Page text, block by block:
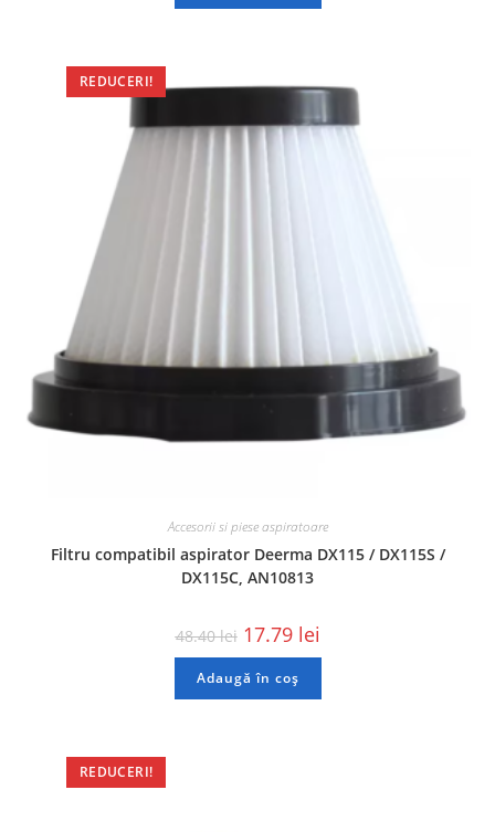
REDUCERI!
Accesorii si piese aspiratoare
Filtru compatibil aspirator Deerma DX115 / DX115S /
DX115C, AN10813
48.40lei 17.79 lei
Adaugă în coș
REDUCERI!